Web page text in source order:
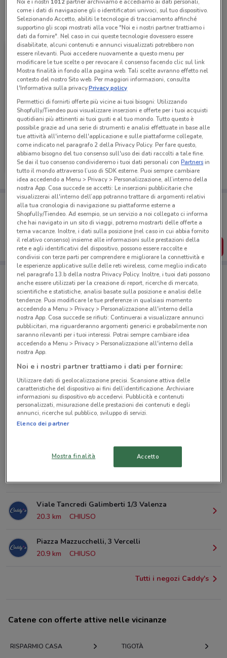
Tutte le promozioni di questo negozio
Caddy's
Scade il 18/08 494 m
Porta DoveConviene sempre con te!
Puoi trovare le migliori offerte dei negozi vicino a te,
salvarle e creare la tua lista del risparmio, comodamente
dal tuo cellulare.
SCARICA L’APP
Negozi Caddy's a Casale Monferrato
Piazza Mazzini, 7 Casale Monferrato
50 m
CHIUSO
Corso Valentino 149 Casale Monferrato
Via Madre Teresa Di Calcutta, 1 Casale
1.8 km
CHIUSO
Viale Tancredi Galimberti 1/3 Valenza
20.3 km
CHIUSO
Piazza Mazzucchelli, 3 Vercelli
20.9 km
CHIUSO
Tutti i negozi Caddy's
Catene con offerte attive nelle vicinanze
RISPARMIO CASA TIGOTÀ
Noi e i nostri 1012partner archiviamo e accediamo ai dati personali,
come i dati di navigazione gli o identificatori univoci, sul tuo dispositivo.
Selezionando Accetto, abiliti le tecnologie di tracciamento affinché
supportino gli scopi mostrati alla voce "Noi e i nostri partner trattiamo i
dati da fornire". Nel caso in cui queste tecnologie dovessero essere
disabilitate, alcuni contenuti e annunci visualizzati potrebbero non
essere rilevanti. Puoi accedere nuovamente a questo menu per
modificare le tue scelte o per revocare il consenso facendo clic sul link
Mostra finalità in fondo alla pagina web. Tali scelte avranno effetto nel
contesto del nostro Sito web. Per maggiori informazioni, consulta
l'Informativa sulla privacy.Privacy policy
Permettici di fornirti offerte più vicine ai tuoi bisogni: Utilizzando
Shopfully/Tiendeo puoi visualizzare inserzioni e offerte per i tuoi acquisti
quotidiani più attinenti ai tuoi gusti e al tuo mondo. Tutto questo è
possibile grazie ad una serie di strumenti e analisi effettuate in base alle
tue attività all'interno dell'applicazione e sulle piattaforme collegate,
come indicato nel paragrafo 2 della Privacy Policy. Per fare questo,
abbiamo bisogno del tuo consenso sull'uso dei dati raccolti a tale fine.
Se dai il tuo consenso condivideremo i tuoi dati personali conPartnersin
tutto il mondo attraverso l’uso di SDK esterne. Puoi sempre cambiare
idea accedendo a Menu > Privacy > Personalizzazione, all’interno della
nostra App. Cosa succede se accetti: Le inserzioni pubblicitarie che
visualizzerai all'interno dell’app potranno trattare di argomenti relativi
alla tua cronologia di navigazione su piattaforme esterne a
Shopfully/Tiendeo. Ad esempio, se un servizio a noi collegato ci informa
che hai navigato in un sito di viaggi, potremo mostrarti delle offerte a
tema vacanze. Inoltre, i dati sulla posizione (nel caso in cui abbia fornito
il relativo consenso) insieme alle informazioni sulle prestazioni della
rete e agli identificativi del dispositivo, possono essere raccolte e
condivisi con terze parti per comprendere e migliorare la connettività e
le esperienze applicative sulle delle reti wireless, come meglio indicato
nel paragrafo 13.b della nostra Privacy Policy. Inoltre, i tuoi dati possono
anche essere utilizzati per la creazione di report, ricerche di mercato,
scientifiche e statistiche, analisi basate sulla posizione e analisi delle
tendenze. Puoi modificare le tue preferenze in qualsiasi momento
accedendo a Menu > Privacy > Personalizzazione all'interno della
nostra App. Cosa succede se rifiuti: Continuerai a visualizzare annunci
pubblicitari, ma riguarderanno argomenti generici e probabilmente non
saranno rilevanti per i tuoi interessi. Potrai sempre cambiare idea
accedendo a Menu > Privacy > Personalizzazione all'interno della
nostra App.
Noi e i nostri partner trattiamo i dati per fornire:
Utilizzare dati di geolocalizzazione precisi. Scansione attiva delle
caratteristiche del dispositivo ai fini dell’identificazione. Archiviare
informazioni su dispositivo e/o accedervi. Pubblicità e contenuti
personalizzati, misurazione delle prestazioni dei contenuti e degli
annunci, ricerche sul pubblico, sviluppo di servizi.
Elenco dei partner
Mostra finalità Accetto